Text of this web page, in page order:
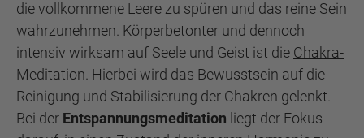
die vollkommene Leere zu spüren und das reine Sein
wahrzunehmen. Körperbetonter und dennoch
intensiv wirksam auf Seele und Geist ist die Chakra-
Meditation. Hierbei wird das Bewusstsein auf die
Reinigung und Stabilisierung der Chakren gelenkt.
Bei der Entspannungsmeditation liegt der Fokus